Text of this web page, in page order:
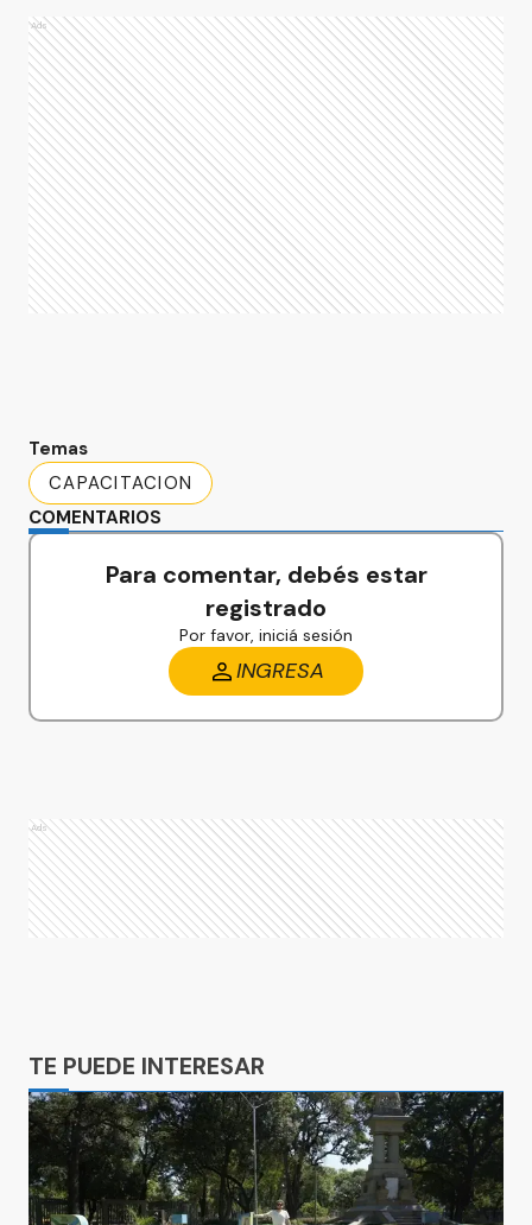
Ads
Temas
CAPACITACION
COMENTARIOS
Para comentar, debés estar
registrado
Por favor, iniciá sesión
INGRESA
Ads
TE PUEDE INTERESAR